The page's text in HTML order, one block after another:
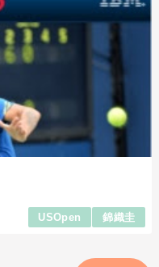
USOpen 錦織圭